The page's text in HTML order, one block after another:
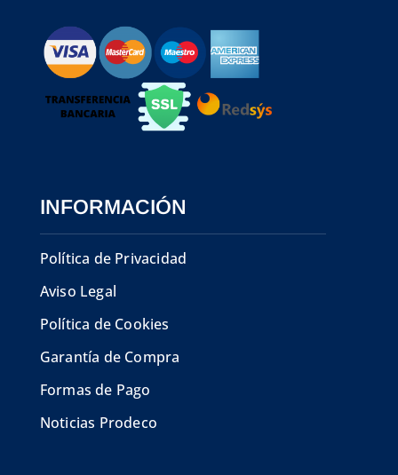
INFORMACIÓN
Política de Privacidad
Aviso Legal
Política de Cookies
Garantía de Compra
Formas de Pago
Noticias Prodeco